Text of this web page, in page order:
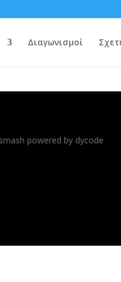
Διαγωνισμοί